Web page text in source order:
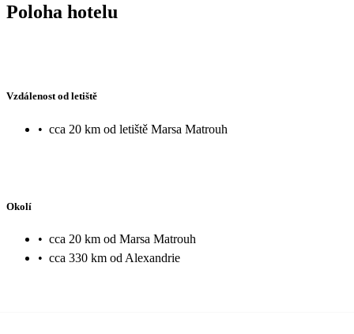
Poloha hotelu
Vzdálenost od letiště
• cca 20 km od letiště Marsa Matrouh
Okolí
• cca 20 km od Marsa Matrouh
• cca 330 km od Alexandrie